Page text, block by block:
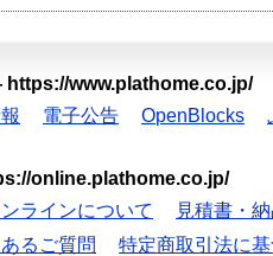
https://www.plathome.co.jp/
電子公告 OpenBlocks
online.plathome.co.jp/
ラインについて
見積書・
るご質問
特定商取引法に